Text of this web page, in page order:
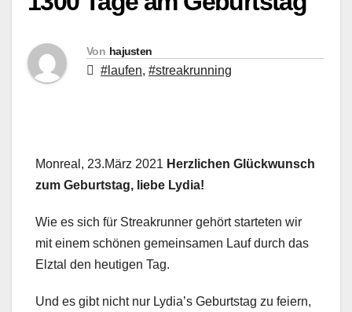
Von hajusten
#laufen, #streakrunning
Monreal, 23.März 2021 Herzlichen Glückwunsch
zum Geburtstag, liebe Lydia!
Wie es sich für Streakrunner gehört starteten wir
mit einem schönen gemeinsamen Lauf durch das
Elztal den heutigen Tag.
Und es gibt nicht nur Lydia’s Geburtstag zu feiern,